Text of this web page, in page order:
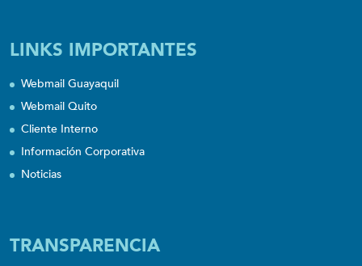
LINKS IMPORTANTES
Webmail Guayaquil
Webmail Quito
Cliente Interno
Información Corporativa
Noticias
TRANSPARENCIA